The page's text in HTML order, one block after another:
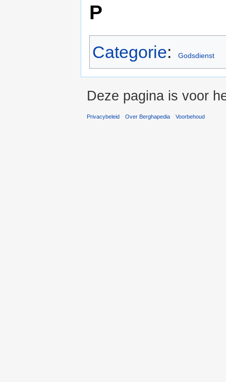
P
Categorie: Godsdienst
Deze pagina is voor
Privacybeleid Over Berghapedia Voorbehoud